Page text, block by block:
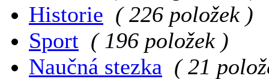
Historie ( 226 položek )
Sport ( 196 položek )
Naučná stezka ( 21